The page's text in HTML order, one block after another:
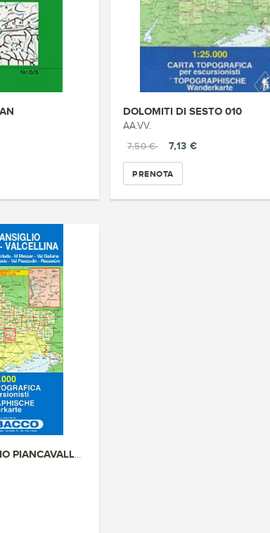
DOLOMITI DI SESTO 010
AA.VV.
7,50 €
7,13 €
PRENOTA
ALPAGO CANSIGLIO PIANCAVALLO V...